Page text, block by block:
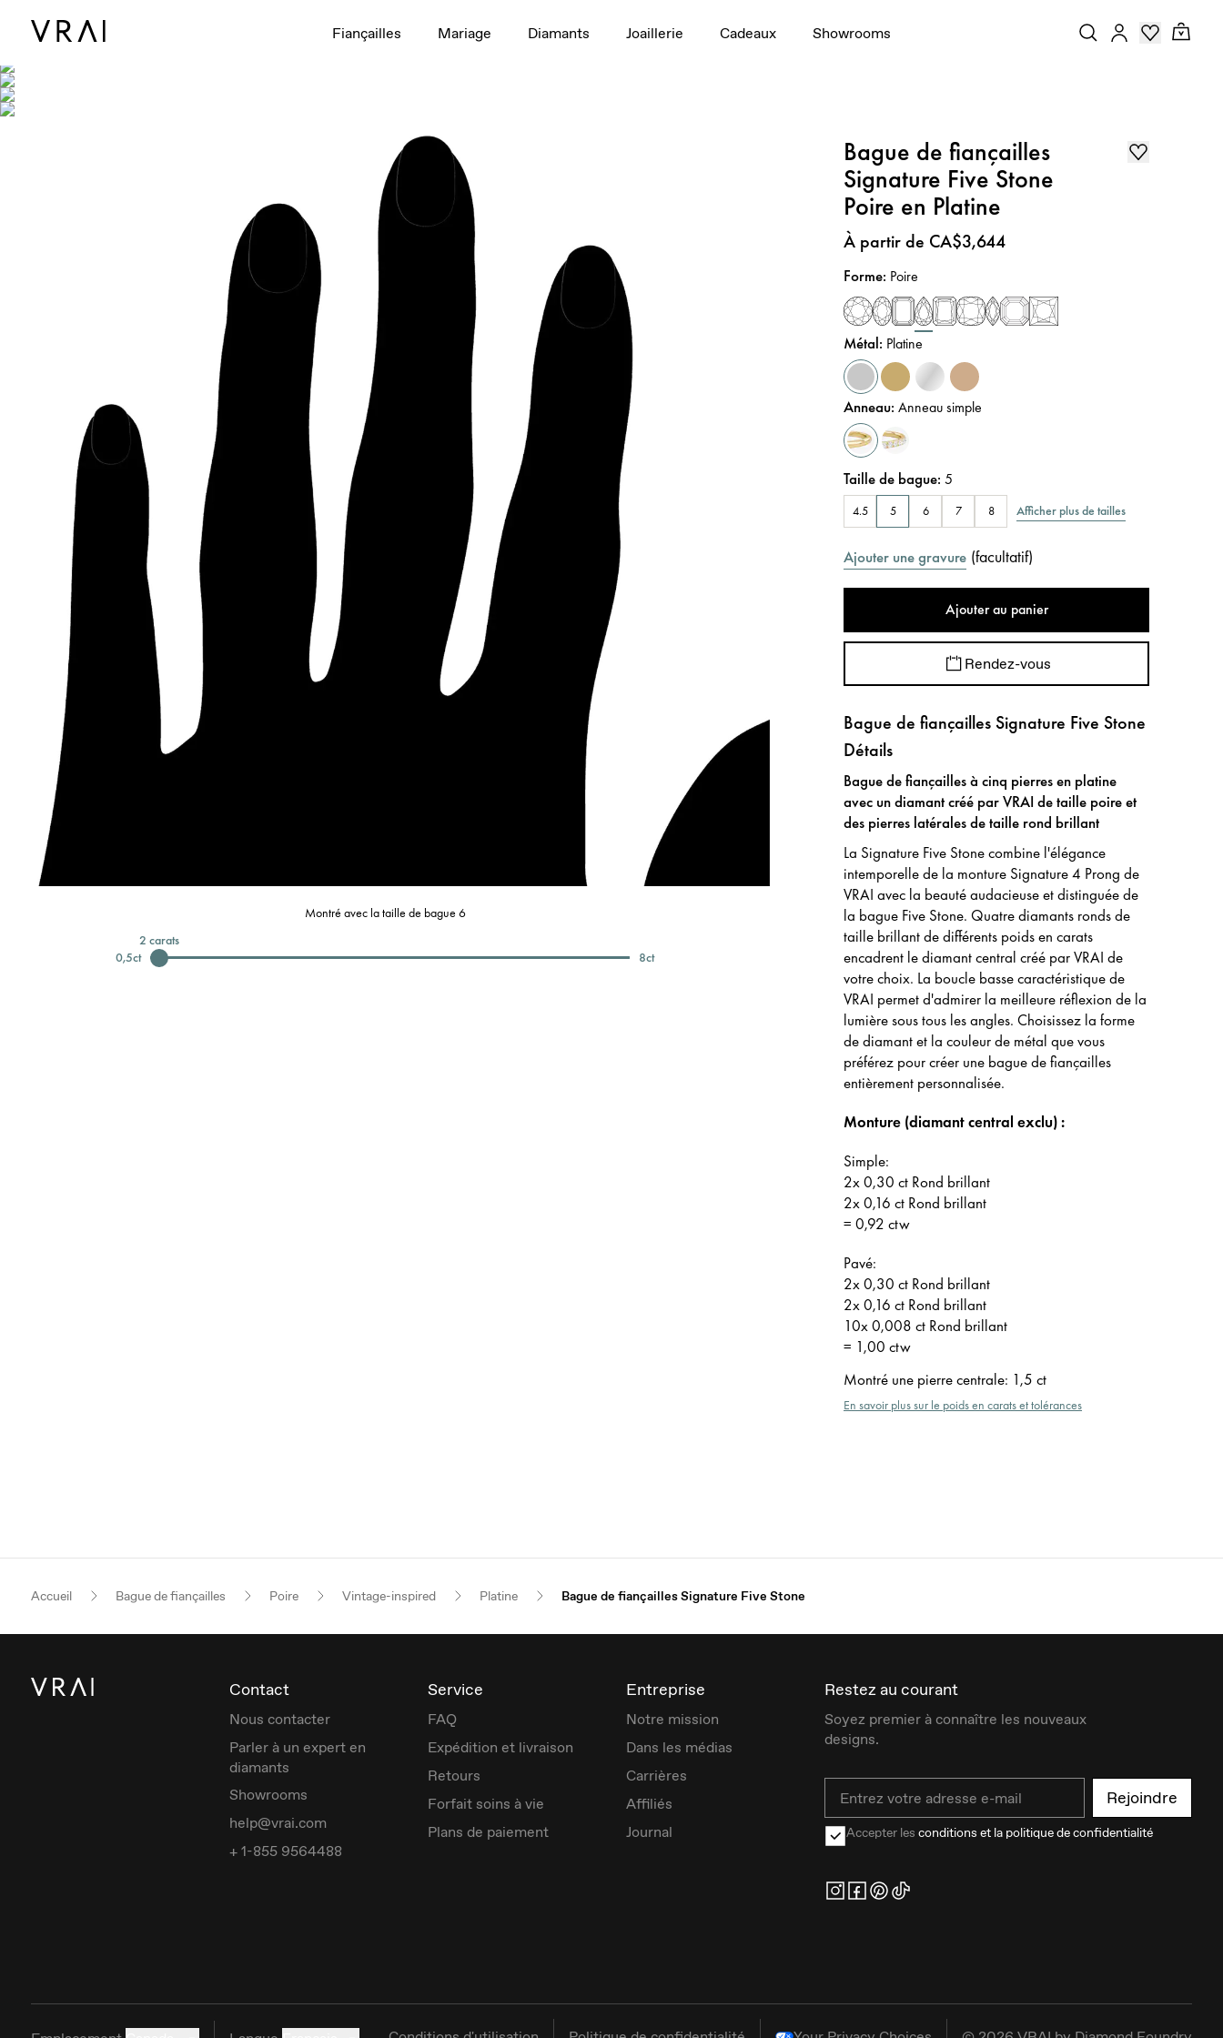
Fiançailles Mariage Diamants Joaillerie Cadeaux Showrooms
Montré avec la taille de bague 6
0,5ct
2 carats
8ct
Bague de fiançailles
Signature Five Stone
Poire en Platine
Prix:
À partir de CA$3,644
Forme: Poire
Métal: Platine
Anneau:Anneau simple
Taille de bague:5
4.5 5 6 7 8 Afficher plus de tailles
Ajouter une gravure (facultatif)
Ajouter au panier
Rendez-vous
Bague de fiançailles Signature Five Stone
Détails
Bague de fiançailles à cinq pierres en platine
avec un diamant créé par VRAI de taille poire et
des pierres latérales de taille rond brillant
La Signature Five Stone combine l'élégance
intemporelle de la monture Signature 4 Prong de
VRAI avec la beauté audacieuse et distinguée de
la bague Five Stone. Quatre diamants ronds de
taille brillant de différents poids en carats
encadrent le diamant central créé par VRAI de
votre choix. La boucle basse caractéristique de
VRAI permet d'admirer la meilleure réflexion de la
lumière sous tous les angles. Choisissez la forme
de diamant et la couleur de métal que vous
préférez pour créer une bague de fiançailles
entièrement personnalisée.
Monture (diamant central exclu) :
Simple:
2x 0,30 ct Rond brillant
2x 0,16 ct Rond brillant
= 0,92 ctw
Pavé:
2x 0,30 ct Rond brillant
2x 0,16 ct Rond brillant
10x 0,008 ct Rond brillant
= 1,00 ctw
Montré une pierre centrale: 1,5 ct
En savoir plus sur le poids en carats et tolérances
Accueil Bague de fiançailles Poire Vintage-inspired Platine Bague de fiançailles Signature Five Stone
Contact
Nous contacter
Parler à un expert en
diamants
Showrooms
help@vrai.com
+ 1-855 9564488
Service
FAQ
Expédition et livraison
Retours
Forfait soins à vie
Plans de paiement
Entreprise
Notre mission
Dans les médias
Carrières
Affiliés
Journal
Restez au courant
Soyez premier à connaître les nouveaux
designs.
Rejoindre
Accepter lesconditions et la politique de confidentialité